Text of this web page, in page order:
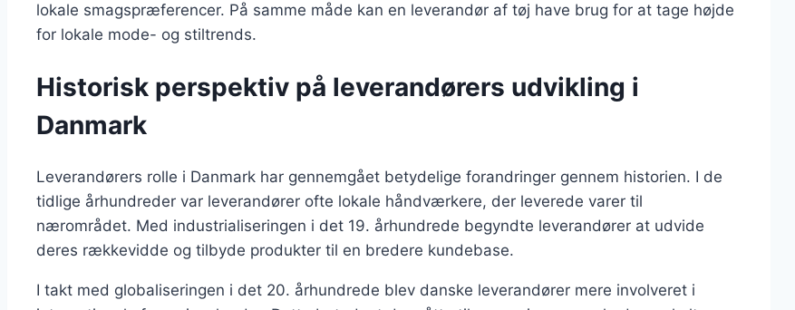
lokale smagspræferencer. På samme måde kan en leverandør af tøj have brug for at tage højde
for lokale mode- og stiltrends.
Historisk perspektiv på leverandørers udvikling i
Danmark
Leverandørers rolle i Danmark har gennemgået betydelige forandringer gennem historien. I de
tidlige århundreder var leverandører ofte lokale håndværkere, der leverede varer til
nærområdet. Med industrialiseringen i det 19. århundrede begyndte leverandører at udvide
deres rækkevidde og tilbyde produkter til en bredere kundebase.
I takt med globaliseringen i det 20. århundrede blev danske leverandører mere involveret i